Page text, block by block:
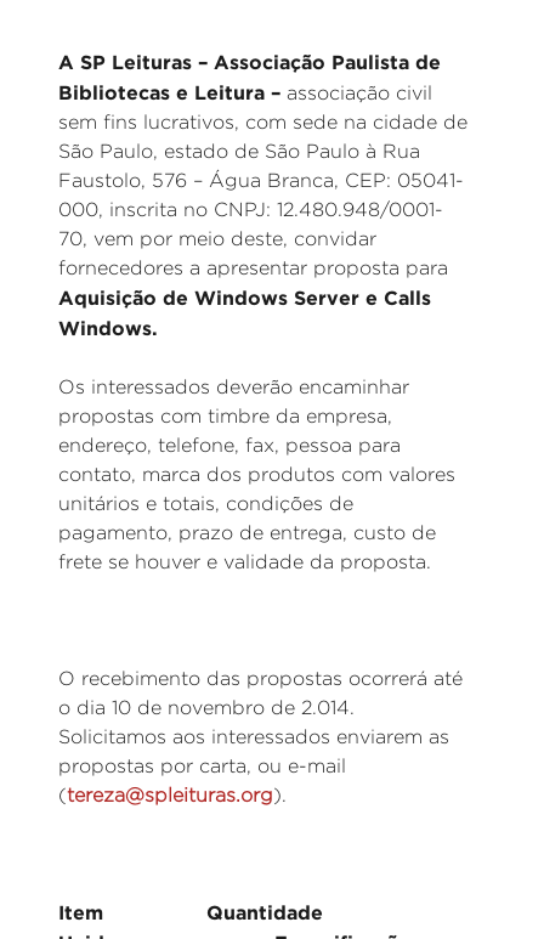
A SP Leituras – Associação Paulista de
Bibliotecas e Leitura – associação civil
sem fins lucrativos, com sede na cidade de
São Paulo, estado de São Paulo à Rua
Faustolo, 576 – Água Branca, CEP: 05041-
000, inscrita no CNPJ: 12.480.948/0001-
70, vem por meio deste, convidar
fornecedores a apresentar proposta para
Aquisição de Windows Server e Calls
Windows.
Os interessados deverão encaminhar
propostas com timbre da empresa,
endereço, telefone, fax, pessoa para
contato, marca dos produtos com valores
unitários e totais, condições de
pagamento, prazo de entrega, custo de
frete se houver e validade da proposta.
O recebimento das propostas ocorrerá até
o dia 10 de novembro de 2.014.
Solicitamos aos interessados enviarem as
propostas por carta, ou e-mail
(tereza@spleituras.org).
Item Quantidade